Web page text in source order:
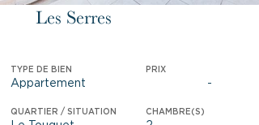
Les Serres
TYPE DE BIEN PRIX
Appartement -
QUARTIER / SITUATION CHAMBRE(S)